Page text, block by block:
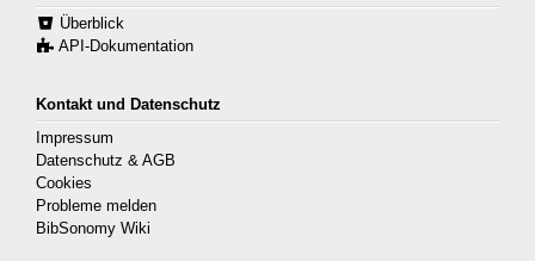
Überblick
API-Dokumentation
Kontakt und Datenschutz
Impressum
Datenschutz & AGB
Cookies
Probleme melden
BibSonomy Wiki